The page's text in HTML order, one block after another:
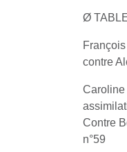
Ø
contre
Caroline
Contre
n°59